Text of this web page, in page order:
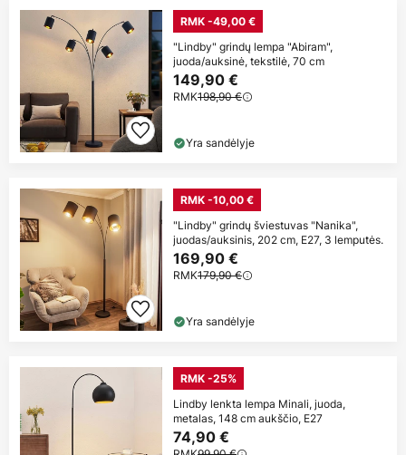
RMK -49,00 €
"Lindby" grindų lempa "Abiram",
juoda/auksinė, tekstilė, 70 cm
149,90 €
RMK198,90 €
Yra sandėlyje
RMK -10,00 €
"Lindby" grindų šviestuvas "Nanika",
juodas/auksinis, 202 cm, E27, 3 lemputės.
169,90 €
RMK179,90 €
Yra sandėlyje
RMK -25%
Lindby lenkta lempa Minali, juoda,
metalas, 148 cm aukščio, E27
74,90 €